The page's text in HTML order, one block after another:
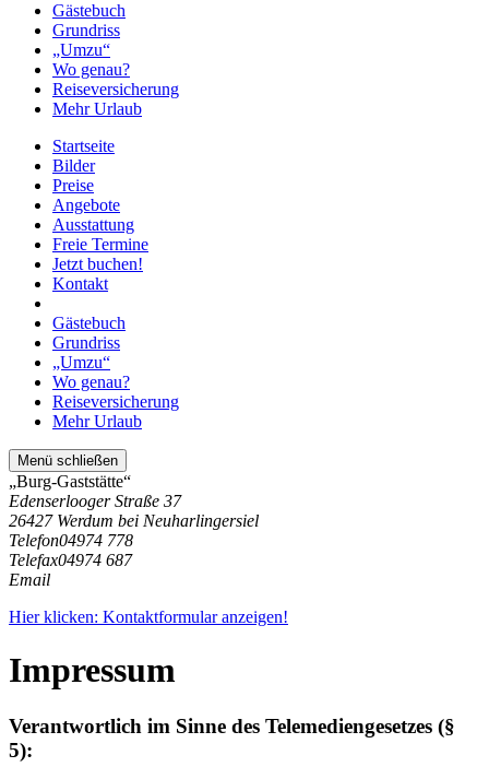
Gästebuch
Grundriss
„Umzu“
Wo genau?
Reiseversicherung
Mehr Urlaub
Startseite
Bilder
Preise
Angebote
Ausstattung
Freie Termine
Jetzt buchen!
Kontakt
Gästebuch
Grundriss
„Umzu“
Wo genau?
Reiseversicherung
Mehr Urlaub
Menü schließen
„Burg-Gaststätte“
Edenserlooger Straße 37
26427 Werdum bei Neuharlingersiel
Telefon04974 778
Telefax04974 687
Email
Hier klicken: Kontaktformular anzeigen!
Impressum
Verantwortlich im Sinne des Telemediengesetzes (§
5):